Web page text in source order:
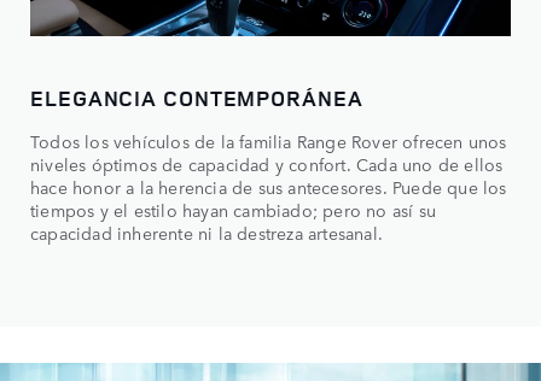
ELEGANCIA CONTEMPORÁNEA
Todos los vehículos de la familia Range Rover ofrecen unos
niveles óptimos de capacidad y confort. Cada uno de ellos
hace honor a la herencia de sus antecesores. Puede que los
tiempos y el estilo hayan cambiado; pero no así su
capacidad inherente ni la destreza artesanal.